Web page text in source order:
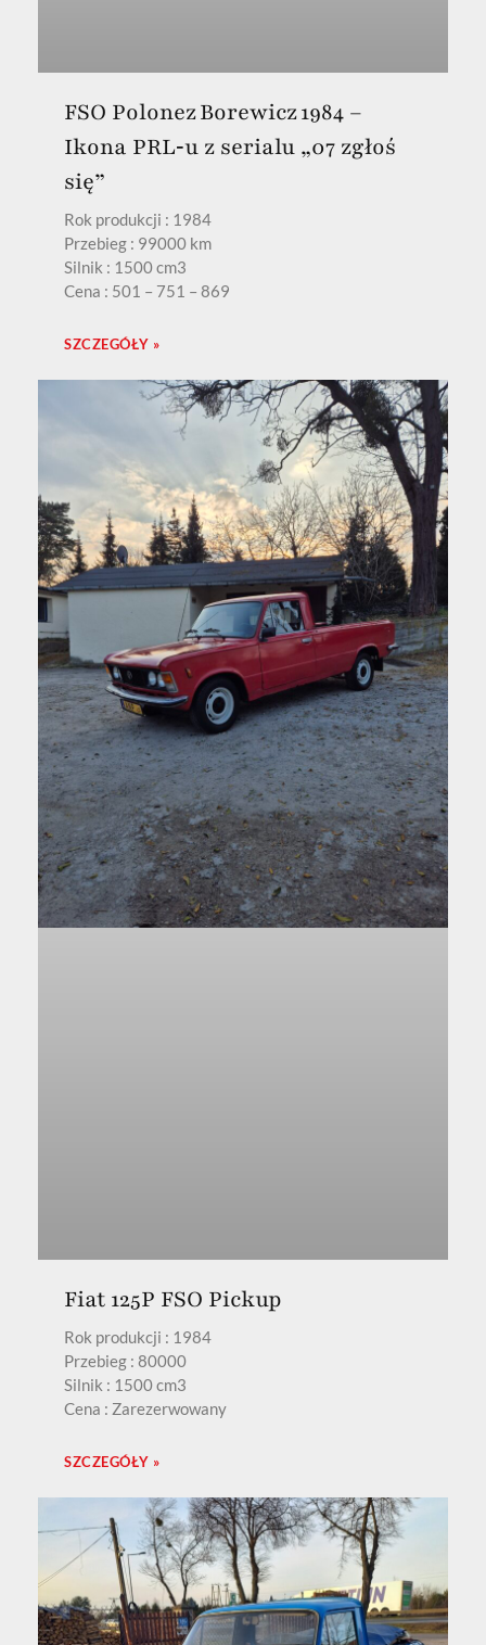
FSO Polonez Borewicz 1984 –
Ikona PRL‑u z serialu „07 zgłoś
się”
Rok produkcji : 1984
Przebieg : 99000 km
Silnik : 1500 cm3
Cena : 501 – 751 – 869
SZCZEGÓŁY »
Fiat 125P FSO Pickup
Rok produkcji : 1984
Przebieg : 80000
Silnik : 1500 cm3
Cena : Zarezerwowany
SZCZEGÓŁY »